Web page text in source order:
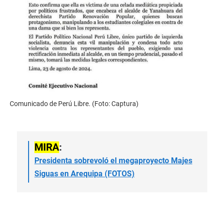
Comunicado de Perú Libre. (Foto: Captura)
MIRA:
Presidenta sobrevoló el megaproyecto Majes
Siguas en Arequipa (FOTOS)